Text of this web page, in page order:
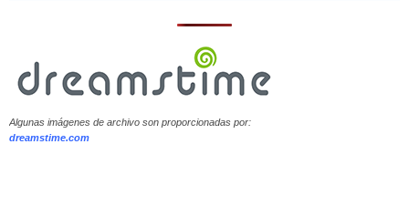
Algunas imágenes de archivo son proporcionadas por:
dreamstime.com